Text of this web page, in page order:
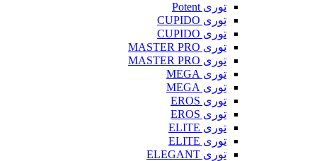
توری Potent
توری CUPIDO
توری CUPIDO
توری MASTER PRO
توری MASTER PRO
توری MEGA
توری MEGA
توری EROS
توری EROS
توری ELITE
توری ELITE
توری ELEGANT